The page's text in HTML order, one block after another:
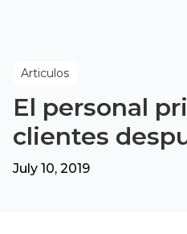
Articulos
El personal
clientes
July 10, 2019